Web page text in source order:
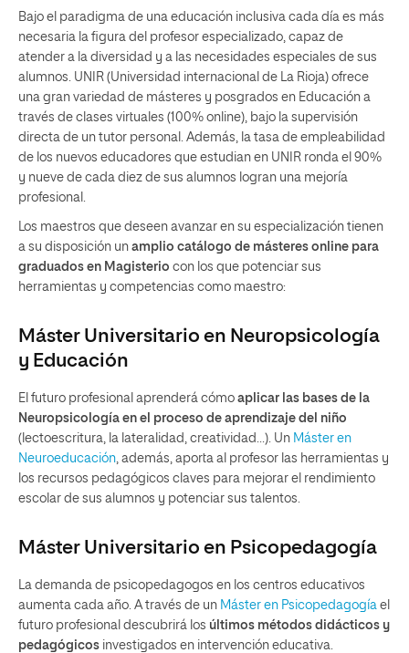
Bajo el paradigma de una educación inclusiva cada día es más
necesaria la figura del profesor especializado, capaz de
atender a la diversidad y a las necesidades especiales de sus
alumnos. UNIR (Universidad internacional de La Rioja) ofrece
una gran variedad de másteres y posgrados en Educación a
través de clases virtuales (100% online), bajo la supervisión
directa de un tutor personal. Además, la tasa de empleabilidad
de los nuevos educadores que estudian en UNIR ronda el 90%
y nueve de cada diez de sus alumnos logran una mejoría
profesional.
Los maestros que deseen avanzar en su especialización tienen
a su disposición un amplio catálogo de másteres online para
graduados en Magisterio con los que potenciar sus
herramientas y competencias como maestro:
Máster Universitario en Neuropsicología
y Educación
El futuro profesional aprenderá cómo aplicar las bases de la
Neuropsicología en el proceso de aprendizaje del niño
(lectoescritura, la lateralidad, creatividad…). Un Máster en
Neuroeducación, además, aporta al profesor las herramientas y
los recursos pedagógicos claves para mejorar el rendimiento
escolar de sus alumnos y potenciar sus talentos.
Máster Universitario en Psicopedagogía
La demanda de psicopedagogos en los centros educativos
aumenta cada año. A través de un Máster en Psicopedagogía el
futuro profesional descubrirá los últimos métodos didácticos y
pedagógicos investigados en intervención educativa.